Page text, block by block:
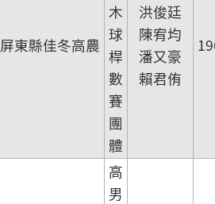
屏東縣佳冬高農
木
球
桿
數
賽
團
體
洪俊廷
陳宥均
潘又豪
賴君侑
高
男